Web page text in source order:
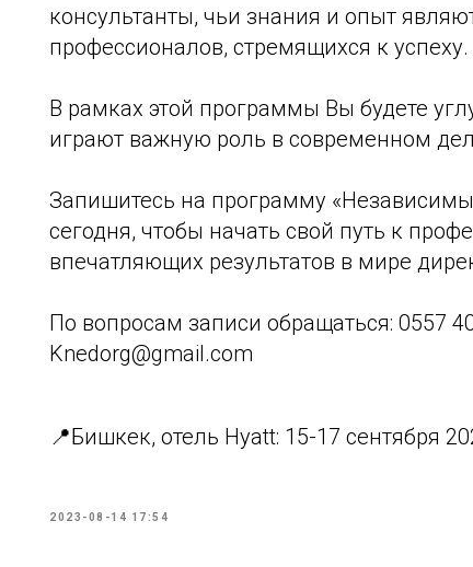
консультанты, чьи знания и опыт
профессионалов, стремящихся к успеху.
В рамках этой программы Вы будете
играют важную роль в современном
Запишитесь на программу
сегодня, чтобы начать свой путь к
впечатляющих результатов в мире
По вопросам записи обращаться: 0557
Knedorg@gmail.com
📍Бишкек, отель Hyatt: 15-17 сентября
2023-08-14 17:54